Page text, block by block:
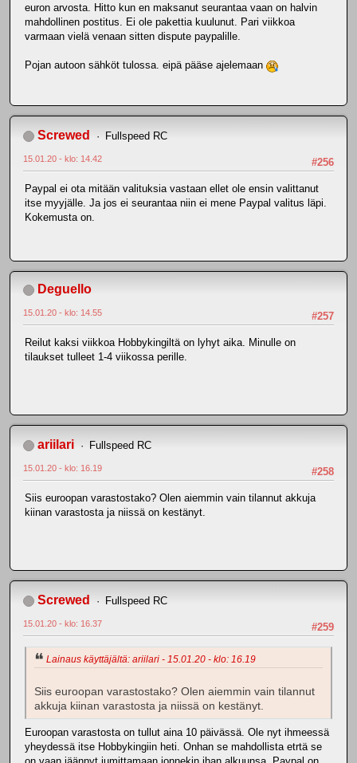
euron arvosta. Hitto kun en maksanut seurantaa vaan on halvin
mahdollinen postitus. Ei ole pakettia kuulunut. Pari viikkoa
varmaan vielä venaan sitten dispute paypalille.
Pojan autoon sähköt tulossa. eipä pääse ajelemaan
Screwed Fullspeed RC
#256
15.01.20 - klo: 14.42
Paypal ei ota mitään valituksia vastaan ellet ole ensin valittanut
itse myyjälle. Ja jos ei seurantaa niin ei mene Paypal valitus läpi.
Kokemusta on.
Deguello
#257
15.01.20 - klo: 14.55
Reilut kaksi viikkoa Hobbykingiltä on lyhyt aika. Minulle on
tilaukset tulleet 1-4 viikossa perille.
ariilari Fullspeed RC
#258
15.01.20 - klo: 16.19
Siis euroopan varastostako? Olen aiemmin vain tilannut akkuja
kiinan varastosta ja niissä on kestänyt.
Screwed Fullspeed RC
#259
15.01.20 - klo: 16.37
Lainaus käyttäjältä: ariilari - 15.01.20 - klo: 16.19
Siis euroopan varastostako? Olen aiemmin vain tilannut
akkuja kiinan varastosta ja niissä on kestänyt.
Euroopan varastosta on tullut aina 10 päivässä. Ole nyt ihmeessä
yheydessä itse Hobbykingiin heti. Onhan se mahdollista etrtä se